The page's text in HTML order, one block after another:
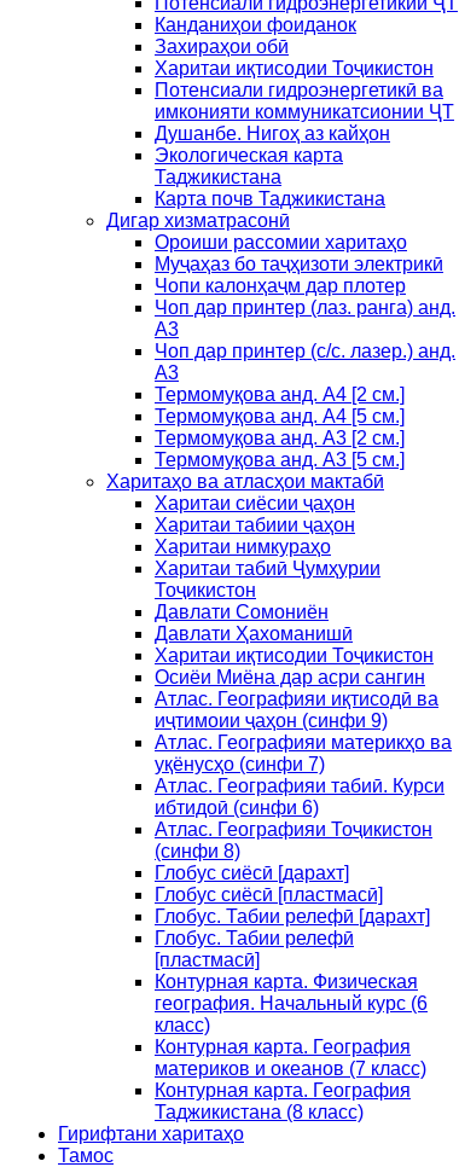
Канданиҳои фоиданок
Захираҳои обӣ
Харитаи иқтисодии Тоҷикистон
Потенсиали гидроэнергетикӣ ва
имконияти коммуникатсионии ҶТ
Душанбе. Нигоҳ аз кайҳон
Экологическая карта
Таджикистана
Карта почв Таджикистана
Дигар хизматрасонӣ
Ороиши рассомии харитаҳо
Муҷаҳаз бо таҷҳизоти электрикӣ
Чопи калонҳаҷм дар плотер
Чоп дар принтер (лаз. ранга) анд.
А3
Чоп дар принтер (с/с. лазер.) анд.
А3
Термомуқова анд. А4 [2 см.]
Термомуқова анд. А4 [5 см.]
Термомуқова анд. А3 [2 см.]
Термомуқова анд. А3 [5 см.]
Харитаҳо ва атласҳои мактабӣ
Харитаи сиёсии ҷаҳон
Харитаи табиии ҷаҳон
Харитаи нимкураҳо
Харитаи табиӣ Ҷумҳурии
Тоҷикистон
Давлати Сомониён
Давлати Ҳахоманишӣ
Харитаи иқтисодии Тоҷикистон
Осиёи Миёна дар асри сангин
Атлас. Географияи иқтисодӣ ва
иҷтимоии ҷаҳон (синфи 9)
Атлас. Географияи материкҳо ва
уқёнусҳо (синфи 7)
Атлас. Географияи табиӣ. Курси
ибтидоӣ (синфи 6)
Атлас. Географияи Тоҷикистон
(синфи 8)
Глобус сиёсӣ [дарахт]
Глобус сиёсӣ [пластмасӣ]
Глобус. Табии релефӣ [дарахт]
Глобус. Табии релефӣ
[пластмасӣ]
Контурная карта. Физическая
география. Начальный курс (6
класс)
Контурная карта. География
материков и океанов (7 класс)
Контурная карта. География
Таджикистана (8 класс)
Гирифтани харитаҳо
Тамос